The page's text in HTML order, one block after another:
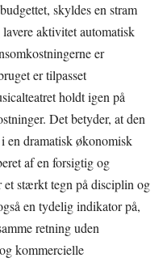
skyldes en stram
aktivitet automatisk
er
er tilpasset
holdt igen på
Det betyder, at den
en dramatisk økonomisk
af en forsigtig og
stærkt tegn på disciplin og
en tydelig indikator på,
retning uden
kommercielle